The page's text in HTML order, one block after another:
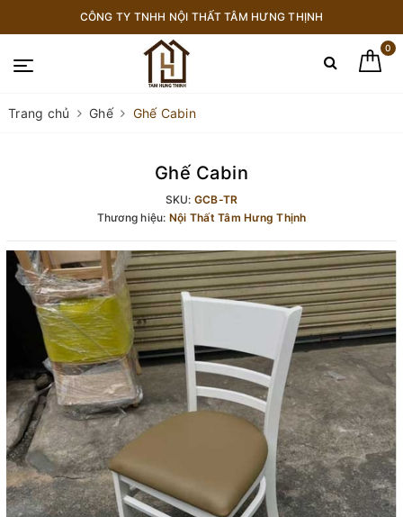
CÔNG TY TNHH NỘI THẤT TÂM HƯNG THỊNH
0
Trang chủ Ghế Ghế Cabin
Ghế Cabin
SKU: GCB-TR
Thương hiệu: Nội Thất Tâm Hưng Thịnh